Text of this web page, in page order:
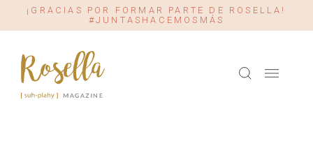
¡GRACIAS POR FORMAR PARTE DE ROSELLA!
#JUNTASHACEMOSMÁS